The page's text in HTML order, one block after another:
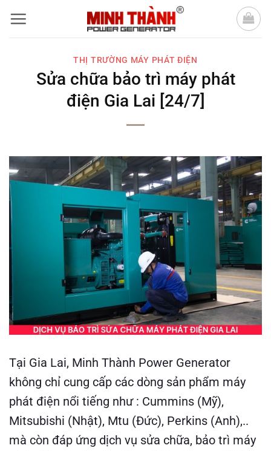
qua
THỊ TRƯỜNG MÁY PHÁT ĐIỆN
Sửa chữa bảo trì máy phát
điện Gia Lai [24/7]
Tại Gia Lai, Minh Thành Power Generator
không chỉ cung cấp các dòng sản phẩm máy
phát điện nổi tiếng như : Cummins (Mỹ),
Mitsubishi (Nhật), Mtu (Đức), Perkins (Anh),..
mà còn đáp ứng dịch vụ sửa chữa, bảo trì máy